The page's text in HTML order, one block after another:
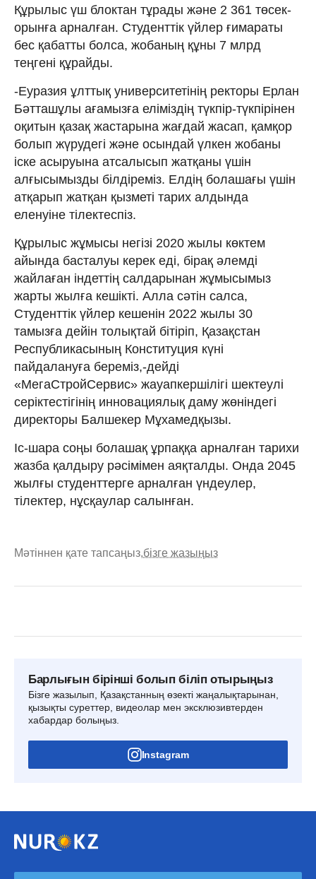
Құрылыс үш блоктан тұрады және 2 361 төсек-
орынға арналған. Студенттік үйлер ғимараты
бес қабатты болса, жобаның құны 7 млрд
теңгені құрайды.
-Еуразия ұлттық университетінің ректоры Ерлан
Бәтташұлы ағамызға еліміздің түкпір-түкпірінен
оқитын қазақ жастарына жағдай жасап, қамқор
болып жүрудегі және осындай үлкен жобаны
іске асыруына атсалысып жатқаны үшін
алғысымызды білдіреміз. Елдің болашағы үшін
атқарып жатқан қызметі тарих алдында
еленуіне тілектеспіз.
Құрылыс жұмысы негізі 2020 жылы көктем
айында басталуы керек еді, бірақ әлемді
жайлаған індеттің салдарынан жұмысымыз
жарты жылға кешікті. Алла сәтін салса,
Студенттік үйлер кешенін 2022 жылы 30
тамызға дейін толықтай бітіріп, Қазақстан
Республикасының Конституция күні
пайдалануға береміз,-дейді
«МегаСтройСервис» жауапкершілігі шектеулі
серіктестігінің инновациялық даму жөніндегі
директоры Балшекер Мұхамедқызы.
Іс-шара соңы болашақ ұрпаққа арналған тарихи
жазба қалдыру рәсімімен аяқталды. Онда 2045
жылғы студенттерге арналған үндеулер,
тілектер, нұсқаулар салынған.
Мәтіннен қате тапсаңыз,бізге жазыңыз
Барлығын бірінші болып біліп отырыңыз
Бізге жазылып, Қазақстанның өзекті жаңалықтарынан,
қызықты суреттер, видеолар мен эксклюзивтерден
хабардар болыңыз.
Instagram